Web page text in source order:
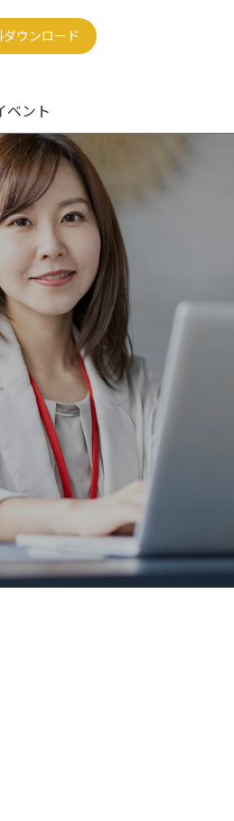
ダウンロード
ベント